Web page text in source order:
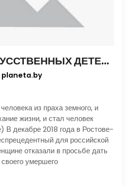
ФАБРИКИ ИСКУССТВЕННЫХ ДЕТЕЙ. ИСТОРИЯ ЭКО
planeta.by
из праха земного, и
жизни, и стал человек
декабре 2018 года в Ростове-
для российской
отказали в просьбе дать
умершего